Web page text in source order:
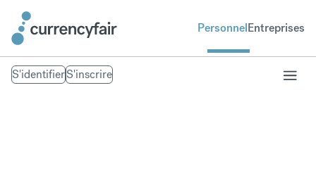
PersonnelEntreprises
S'identifierS'inscrire